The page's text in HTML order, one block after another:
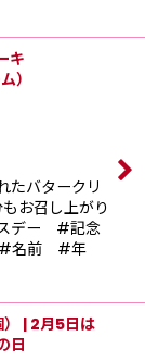
キ
）
たバタークリ
お召し上がり
デー #記念
#名前 #年
| 2月5日は
日